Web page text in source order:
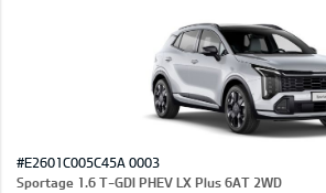
#E2601C005C45A 0003
Sportage 1.6 T-GDI PHEV LX Plus 6AT 2WD